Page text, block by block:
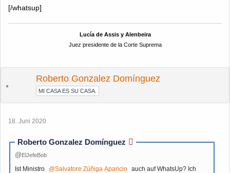
[/whatsup]
Lucía de Assis y Alenbeira
Juez presidente de la Corte Suprema
Roberto Gonzalez Domínguez
MI CASA ES SU CASA.
18. Juni 2020
Roberto Gonzalez Domínguez
ElJefeBob
Ist Ministro Salvatore Zúñiga Aparicio auch auf WhatsUp? Ich